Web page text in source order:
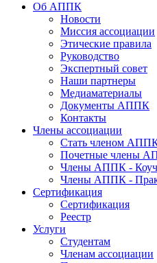
Об АППК
Новости
Миссия ассоциации
Этические правила
Руководство
Экспертный совет
Наши партнеры
Медиаматериалы
Документы АППК
Контакты
Члены ассоциации
Стать членом
Почетные члены
Члены АППК -
Члены АППК -
Сертификация
Сертификация
Реестр
Услуги
Студентам
Членам ассоциации